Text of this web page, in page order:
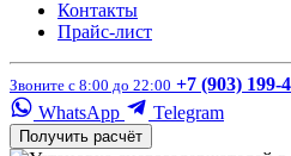
Контакты
Прайс-лист
Звоните с 8:00 до 22:00 +7 (903) 199-
WhatsApp
Telegram
Получить расчёт